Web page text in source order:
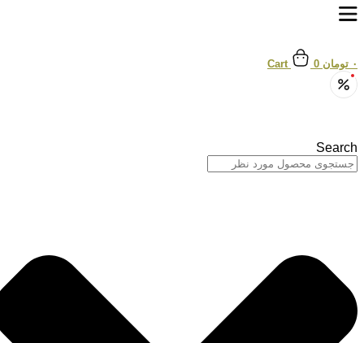
پرش
به
تومان 0
Cart
Search